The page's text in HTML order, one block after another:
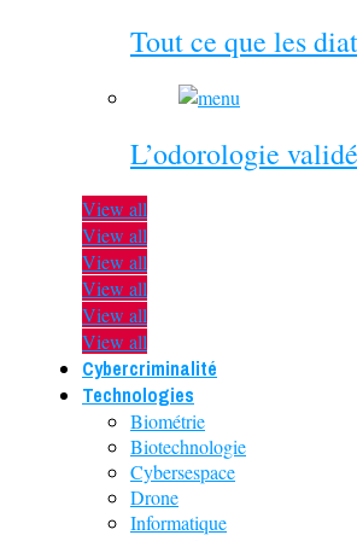
Tout ce que les
L’odorologie
View all
View all
View all
View all
View all
View all
Cybercriminalité
Technologies
Biométrie
Biotechnologie
Cybersespace
Drone
Informatique